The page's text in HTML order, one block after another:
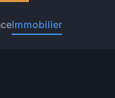
Immobilier